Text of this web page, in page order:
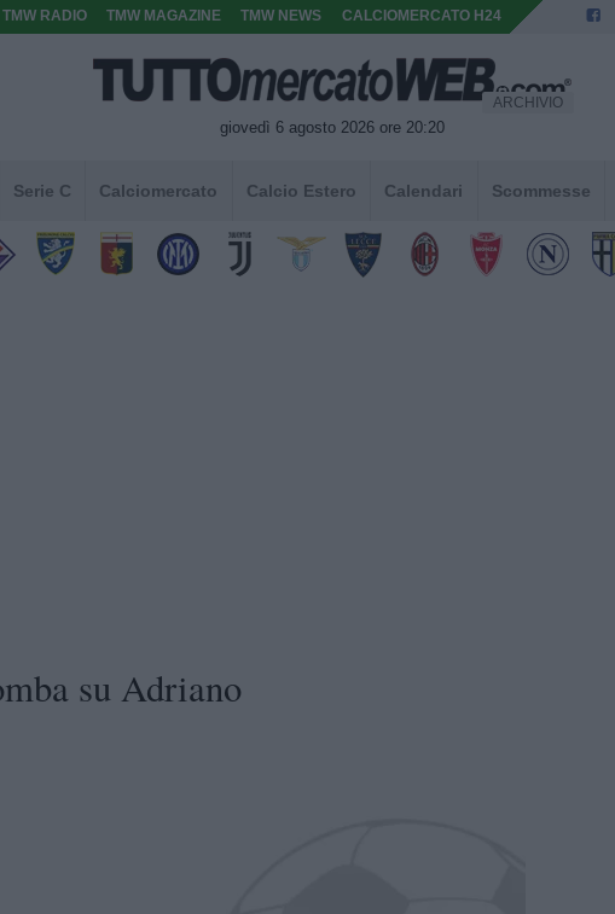
TMW RADIO TMW MAGAZINE TMW NEWS CALCIOMERCATO H24
giovedì 6 agosto 2026 ore 20:20
ARCHIVIO
Serie C Calciomercato Calcio Estero Calendari Scommesse
su Adriano